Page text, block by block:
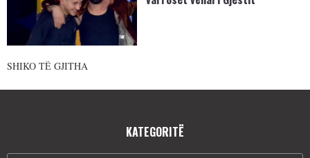
SHIKO TË GJITHA
KATEGORITË